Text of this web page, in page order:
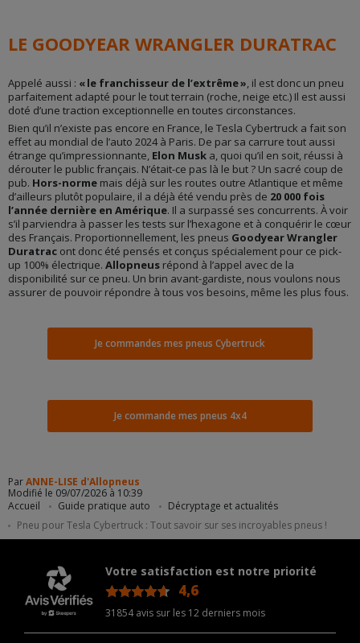
Accueil Guide pratique auto
Décryptage et actualités
Pneu pour Tesla Cybertruck : Tout savoir sur ses incroyables pneus !
LE GOODYEAR WRANGLER DURATRAC
Appelé aussi : « le franchisseur de l’extrême », il est donc un pneu
parfaitement adapté pour le tout terrain (roche, neige etc.) Il est aussi
doté d’une traction exceptionnelle en toutes circonstances.
Bien qu’il n’existe pas encore en France, le Tesla Cybertruck a fait son
effet au mondial de l’auto 2024 à Paris. De par sa carrure tout aussi
étrange qu’impressionnante, Elon Musk a, quoi qu’il en soit, réussi à
dérouter le public français. N’était-ce pas là le but ? Un sacré coup de
pub. Hors-norme mais déjà sur les routes outre Atlantique et même
d’ailleurs plutôt populaire, il a déjà été vendu près de 20 000 fois
l’année dernière en Amérique. Il a surpassé ses concurrents. À voir
s’il parviendra à passer les tests sur l’hexagone et à conquérir le cœur
des Français. Proportionnellement, les pneus Goodyear Wrangler
Duratrac ont donc été pensés et conçus spécialement pour ce pick-
up 100% électrique. Allopneus répond à l’appel avec de la
disponibilité sur ce pneu. Un brin avant-gardiste, nous voulons nous
assurer de pouvoir répondre à tous vos besoins, même les plus fous.
Je commandes mes pneus Cybertruck
Je commande mes pneus 4x4
ParANNE-LISE d'Allopneus
Modifié le 09/07/2026 à 10:39
Votre satisfaction est notre priorité
4,6
31854 avis sur les 12 derniers mois